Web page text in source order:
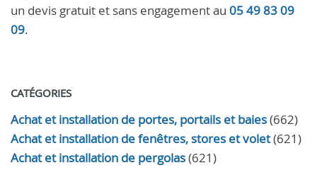
un devis gratuit et sans engagement au 05 49 83 09
09.
CATÉGORIES
Achat et installation de portes, portails et baies(662)
Achat et installation de fenêtres, stores et volet(621)
Achat et installation de pergolas(621)